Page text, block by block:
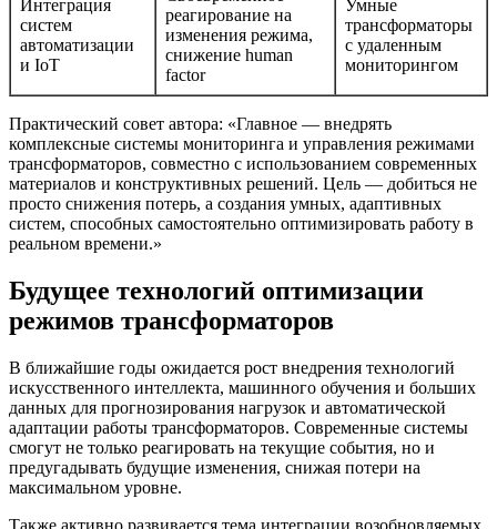
Интеграция
систем
автоматизации
и IoT
реагирование на
изменения режима,
снижение human
factor
Умные
трансформаторы
с удаленным
мониторингом
Практический совет автора: «Главное — внедрять
комплексные системы мониторинга и управления режимами
трансформаторов, совместно с использованием современных
материалов и конструктивных решений. Цель — добиться не
просто снижения потерь, а создания умных, адаптивных
систем, способных самостоятельно оптимизировать работу в
реальном времени.»
Будущее технологий оптимизации
режимов трансформаторов
В ближайшие годы ожидается рост внедрения технологий
искусственного интеллекта, машинного обучения и больших
данных для прогнозирования нагрузок и автоматической
адаптации работы трансформаторов. Современные системы
смогут не только реагировать на текущие события, но и
предугадывать будущие изменения, снижая потери на
максимальном уровне.
Также активно развивается тема интеграции возобновляемых